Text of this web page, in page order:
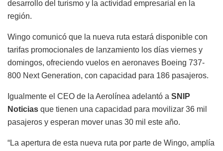
desarrollo del turismo y la actividad empresarial en la
región.
Wingo comunicó que la nueva ruta estará disponible con
tarifas promocionales de lanzamiento los días viernes y
domingos, ofreciendo vuelos en aeronaves Boeing 737-
800 Next Generation, con capacidad para 186 pasajeros.
Igualmente el CEO de la Aerolínea adelantó a SNIP
Noticias que tienen una capacidad para movilizar 36 mil
pasajeros y esperan mover unas 30 mil este año.
“La apertura de esta nueva ruta por parte de Wingo, amplía